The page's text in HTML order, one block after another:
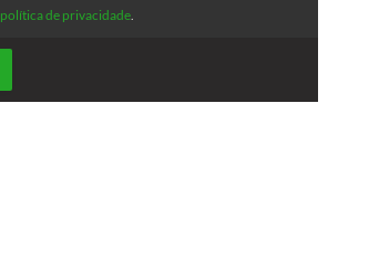
política de privacidade.